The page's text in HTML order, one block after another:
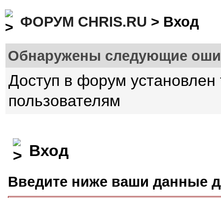
ФОРУМ CHRIS.RU > Вход
Обнаружены следующие
Доступ в форум
пользователям
Вход
Введите ниже ваши данные